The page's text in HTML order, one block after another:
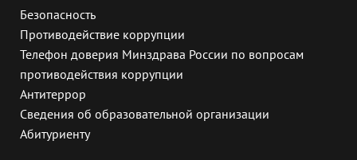
Безопасность
Противодействие коррупции
Телефон доверия Минздрава России по вопросам
противодействия коррупции
Антитеррор
Сведения об образовательной организации
Абитуриенту